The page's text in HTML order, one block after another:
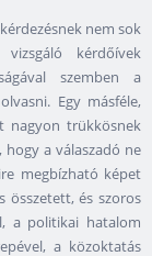
nem sok
kérdőívek
szemben a
Egy másféle,
nagyon trükkösnek
hogy a válaszadó ne
megbízható képet
összetett, és szoros
a politikai hatalom
a közoktatás